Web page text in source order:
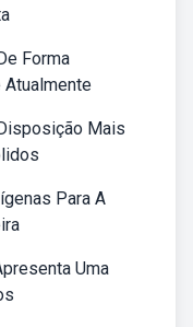
Forma
Atualmente
Mais
Para A
Uma